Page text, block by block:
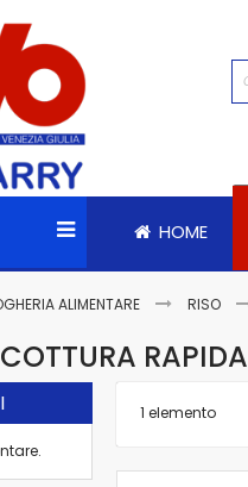
HOME
ALIMENTARE RISO
RAPIDA
1 elemento